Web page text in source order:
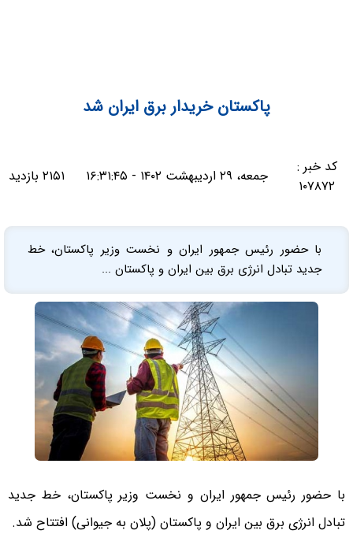
پاکستان خریدار برق ایران شد
کد خبر :
۱۰۷۸۷۲
جمعه، ۲۹ اردیبهشت ۱۴۰۲ - ۱۶:۳۱:۴۵ ۲۱۵۱ بازدید
با حضور رئیس جمهور ایران و نخست وزیر پاکستان، ‌خط
جدید تبادل انرژی برق بین ایران و پاکستان ...
با حضور رئیس جمهور ایران و نخست وزیر پاکستان، ‌خط جدید
تبادل انرژی برق بین ایران و پاکستان (پلان به جیوانی) افتتاح شد.